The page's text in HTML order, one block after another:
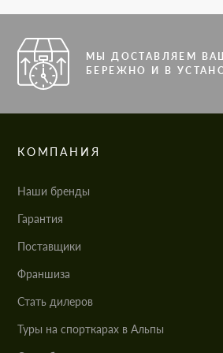
МЫ ДОСТАВЛЯЕМ
БЕРЕЖНО И В
КОМПАНИЯ
Наши бренды
Гарантия
Поставщики
Франшиза
Стать дилеров
Туры на спорткарах в Альпы